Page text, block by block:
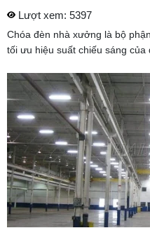
Lượt xem: 5397
Chóa đèn nhà xưởng là bộ
tối ưu hiệu suất chiếu sáng của